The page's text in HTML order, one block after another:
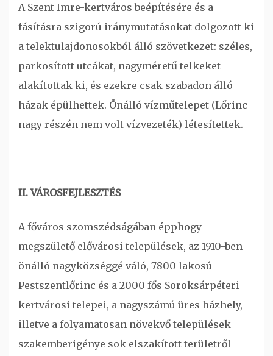
A Szent Imre-kertváros beépítésére és a
fásításra szigorú iránymutatásokat dolgozott ki
a telektulajdonosokból álló szövetkezet: széles,
parkosított utcákat, nagyméretű telkeket
alakítottak ki, és ezekre csak szabadon álló
házak épülhettek. Önálló vízműtelepet (Lőrinc
nagy részén nem volt vízvezeték) létesítettek.
II. VÁROSFEJLESZTÉS
A főváros szomszédságában épphogy
megszülető elővárosi települések, az 1910-ben
önálló nagyközséggé váló, 7800 lakosú
Pestszentlőrinc és a 2000 fős Soroksárpéteri
kertvárosi telepei, a nagyszámú üres házhely,
illetve a folyamatosan növekvő települések
szakemberigénye sok elszakított területről